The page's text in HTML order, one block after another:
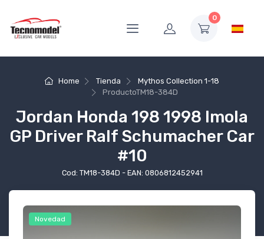
0
Home Tienda
Mythos Collection 1-18
ProductoTM18-384D
Jordan Honda 198 1998 Imola
GP Driver Ralf Schumacher Car
#10
Cod: TM18-384D - EAN: 0806812452941
Novedad